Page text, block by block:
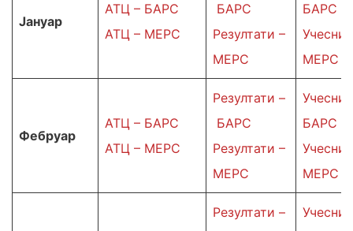
Јануар
АТЦ – БАРС
АТЦ – МЕРС
БАРС
Резултати –
МЕРС
БАРС
МЕРС
Фебруар
АТЦ – БАРС
АТЦ – МЕРС
Резултати –
БАРС
Резултати –
МЕРС
БАРС
МЕРС
Резултати –